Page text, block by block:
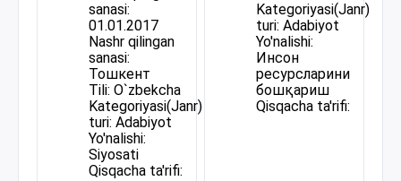
sanasi:
01.01.2017
Nashr qilingan
sanasi:
Тошкент
Tili: O`zbekcha
Kategoriyasi(Janr)
turi: Adabiyot
Yo'nalishi:
Siyosati
Qisqacha ta'rifi:
Kategoriyasi(Janr)
turi: Adabiyot
Yo'nalishi:
Инсон
ресурсларини
бошқариш
Qisqacha ta'rifi: